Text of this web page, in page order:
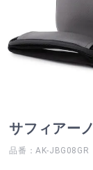
サフィアー
品番：AK-JBG08GR